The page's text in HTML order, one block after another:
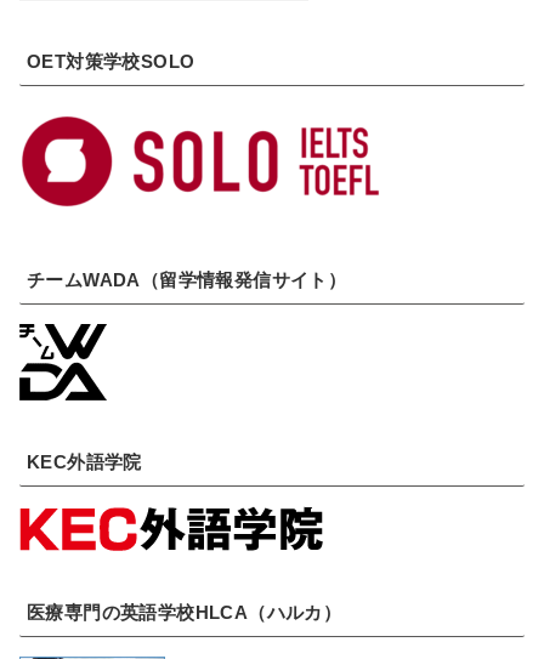
OET対策学校SOLO
チームWADA（留学情報発信サイト）
KEC外語学院
医療専門の英語学校HLCA（ハルカ）